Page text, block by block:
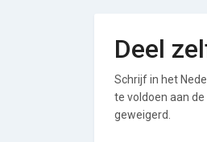
Deel
Schrijf in het
te voldoen aan
geweigerd.